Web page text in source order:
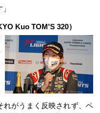
Kuo TOM'S 320）
れがうまく反映されず、ペ